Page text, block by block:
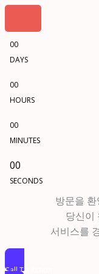
00
DAYS
00
HOURS
00
MINUTES
00
SECONDS
방문을
당신이
서비스를
Call To Action